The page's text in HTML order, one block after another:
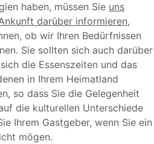
haben, müssen Sie uns
darüber informieren,
ob wir Ihren Bedürfnissen
Sie sollten sich auch darüber
die Essenszeiten und das
in Ihrem Heimatland
so dass Sie die Gelegenheit
die kulturellen Unterschiede
Ihrem Gastgeber, wenn Sie ein
mögen.